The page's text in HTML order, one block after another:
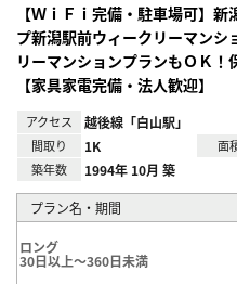
【ＷｉＦｉ完備・駐車場可】
プ新潟駅前ウィークリーマンシ
リーマンションプランもＯＫ！
【家具家電完備・法人歓迎】
アクセス 越後線「白山駅」
間取り 1K 面
築年数 1994年 10月 築
プラン名・期間
ロング
30日以上～360日未満